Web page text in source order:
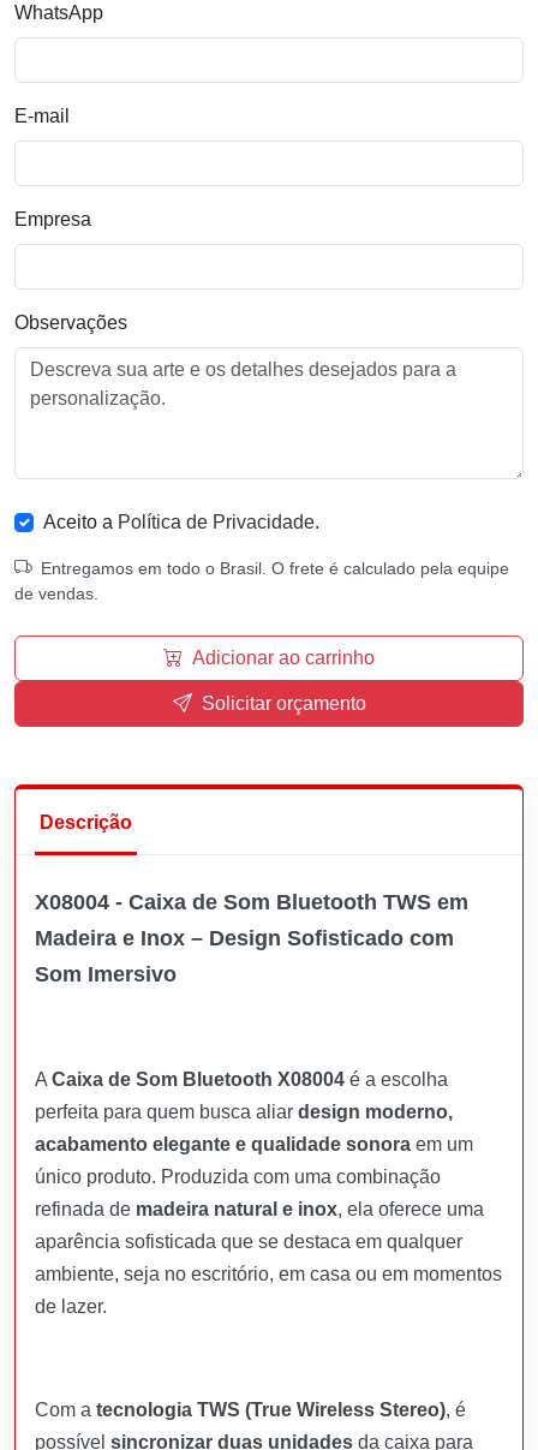
WhatsApp
E-mail
Empresa
Observações
Aceito a Política de Privacidade.
Entregamos em todo o Brasil. O frete é calculado pela equipe
de vendas.
Adicionar ao carrinho
Solicitar orçamento
Descrição
X08004 - Caixa de Som Bluetooth TWS em
Madeira e Inox – Design Sofisticado com
Som Imersivo
A Caixa de Som Bluetooth X08004 é a escolha
perfeita para quem busca aliar design moderno,
acabamento elegante e qualidade sonora em um
único produto. Produzida com uma combinação
refinada de madeira natural e inox, ela oferece uma
aparência sofisticada que se destaca em qualquer
ambiente, seja no escritório, em casa ou em momentos
de lazer.
Com a tecnologia TWS (True Wireless Stereo), é
possível sincronizar duas unidades da caixa para